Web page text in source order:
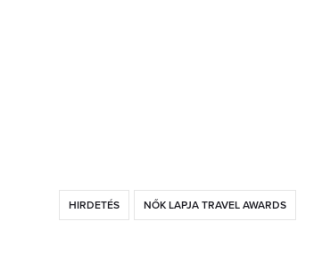
HIRDETÉS NŐK LAPJA TRAVEL AWARDS